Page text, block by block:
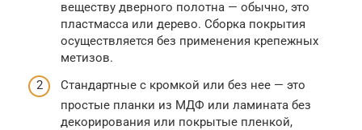
веществу дверного полотна — обычно, это
пластмасса или дерево. Сборка покрытия
осуществляется без применения крепежных
метизов.
Стандартные с кромкой или без нее — это
простые планки из МДФ или ламината без
декорирования или покрытые пленкой,